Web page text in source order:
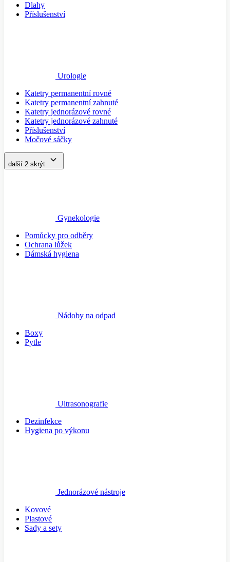
Dlahy
Příslušenství
Urologie
Katetry permanentní rovné
Katetry permanentní zahnuté
Katetry jednorázové rovné
Katetry jednorázové zahnuté
Příslušenství
Močové sáčky
další 2 skrýt
Gynekologie
Pomůcky pro odběry
Ochrana lůžek
Dámská hygiena
Nádoby na odpad
Boxy
Pytle
Ultrasonografie
Dezinfekce
Hygiena po výkonu
Jednorázové nástroje
Kovové
Plastové
Sady a sety